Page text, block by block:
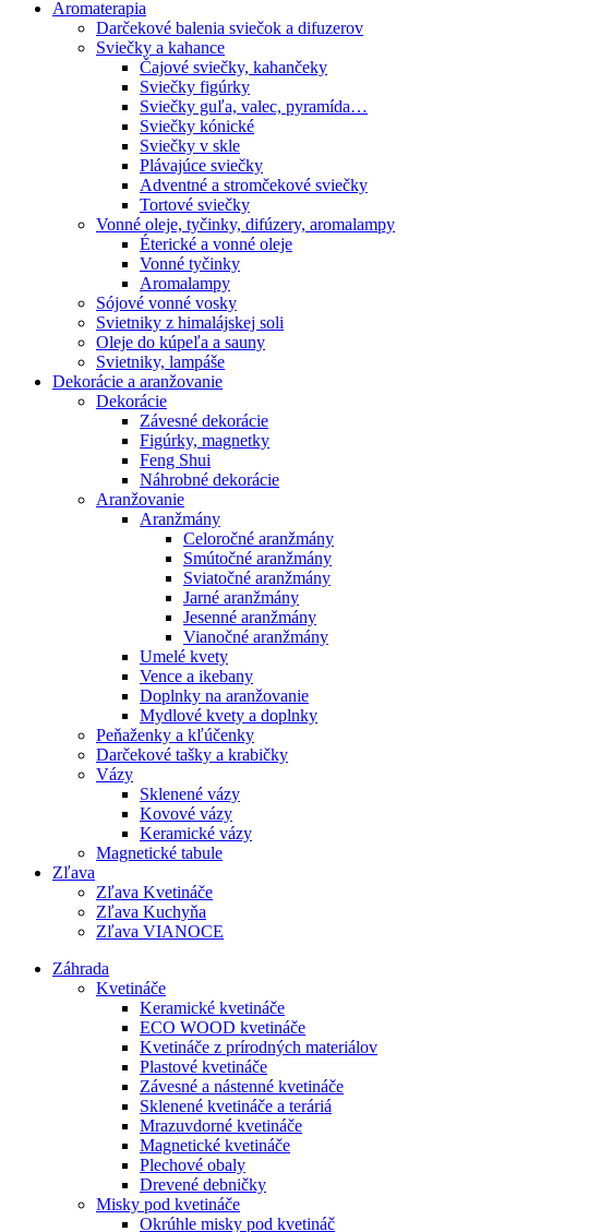
Aromaterapia
Darčekové balenia sviečok a difuzerov
Sviečky a kahance
Čajové sviečky, kahančeky
Sviečky figúrky
Sviečky guľa, valec, pyramída…
Sviečky kónické
Sviečky v skle
Plávajúce sviečky
Adventné a stromčekové sviečky
Tortové sviečky
Vonné oleje, tyčinky, difúzery, aromalampy
Éterické a vonné oleje
Vonné tyčinky
Aromalampy
Sójové vonné vosky
Svietniky z himalájskej soli
Oleje do kúpeľa a sauny
Svietniky, lampáše
Dekorácie a aranžovanie
Dekorácie
Závesné dekorácie
Figúrky, magnetky
Feng Shui
Náhrobné dekorácie
Aranžovanie
Aranžmány
Celoročné aranžmány
Smútočné aranžmány
Sviatočné aranžmány
Jarné aranžmány
Jesenné aranžmány
Vianočné aranžmány
Umelé kvety
Vence a ikebany
Doplnky na aranžovanie
Mydlové kvety a doplnky
Peňaženky a kľúčenky
Darčekové tašky a krabičky
Vázy
Sklenené vázy
Kovové vázy
Keramické vázy
Magnetické tabule
Zľava
Zľava Kvetináče
Zľava Kuchyňa
Zľava VIANOCE
Záhrada
Kvetináče
Keramické kvetináče
ECO WOOD kvetináče
Kvetináče z prírodných materiálov
Plastové kvetináče
Závesné a nástenné kvetináče
Sklenené kvetináče a teráriá
Mrazuvdorné kvetináče
Magnetické kvetináče
Plechové obaly
Drevené debničky
Misky pod kvetináče
Okrúhle misky pod kvetináč